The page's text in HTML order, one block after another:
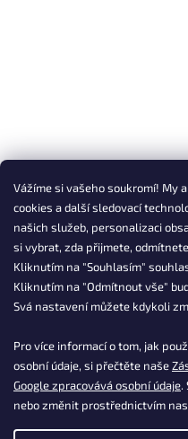
Vážíme si vašeho soukromí! My
cookies a další sledovací
našich služeb, personalizaci
si vybrat, zda přijmete,
Kliknutím na "Souhlasím"
Kliknutím na "Odmítnout vše"
Svá nastavení můžete kdykoli
Pro více informací o tom, jak
osobní údaje, si přečtěte naše
Google zpracovává osobní údaje.
nebo změnit prostřednictvím